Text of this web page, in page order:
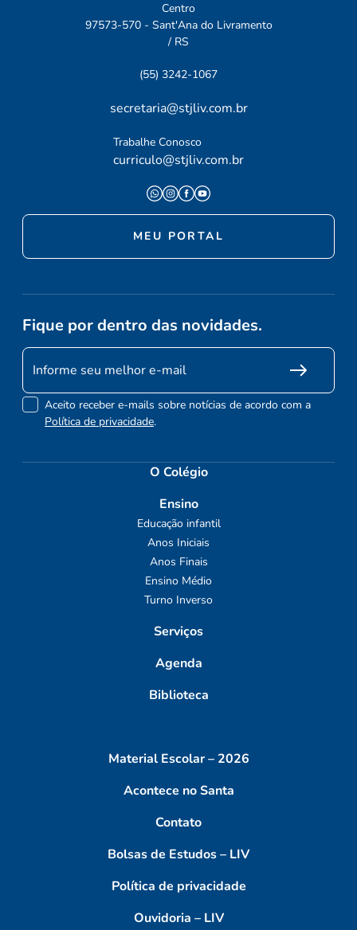
Centro
97573-570 - Sant'Ana do Livramento
/ RS
(55) 3242-1067
secretaria@stjliv.com.br
Trabalhe Conosco
curriculo@stjliv.com.br
O Colégio
Ensino
Educação infantil
Anos Iniciais
Anos Finais
Ensino Médio
Turno Inverso
Serviços
Agenda
Biblioteca
Material Escolar – 2026
Acontece no Santa
Contato
Bolsas de Estudos – LIV
Política de privacidade
Ouvidoria – LIV
MEU PORTAL
Fique por dentro das novidades.
Aceito receber e-mails sobre notícias de acordo com a
Política de privacidade.